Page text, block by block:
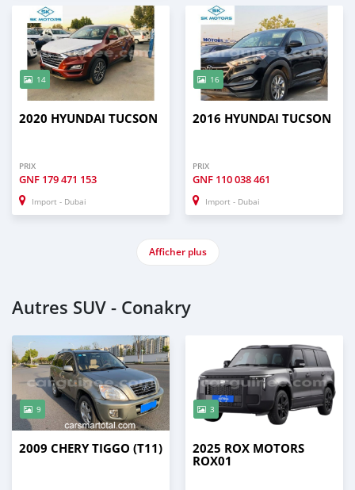
14
2020 HYUNDAI TUCSON
PRIX
GNF 179 471 153
Import - Dubai
16
2016 HYUNDAI TUCSON
PRIX
GNF 110 038 461
Import - Dubai
Afficher plus
Autres SUV - Conakry
9
2009 CHERY TIGGO (T11)
3
2025 ROX MOTORS
ROX01